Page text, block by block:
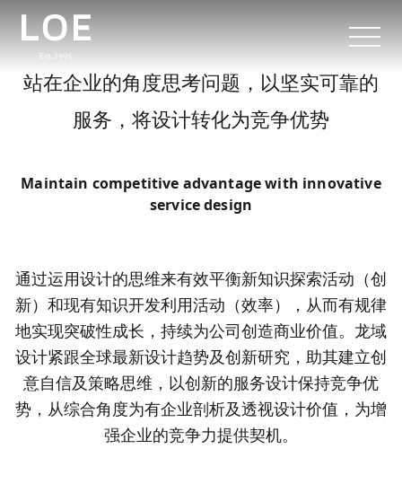
站在企业的角度思考问题，以坚实可靠的
服务，将设计转化为竞争优势
Maintain competitive advantage with innovative
service design
通过运用设计的思维来有效平衡新知识探索活动（创
新）和现有知识开发利用活动（效率），从而有规律
地实现突破性成长，持续为公司创造商业价值。龙域
设计紧跟全球最新设计趋势及创新研究，助其建立创
意自信及策略思维，以创新的服务设计保持竞争优
势，从综合角度为有企业剖析及透视设计价值，为增
强企业的竞争力提供契机。